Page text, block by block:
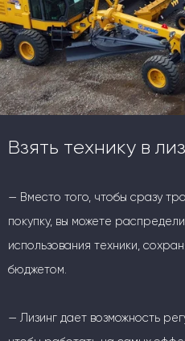
Взять технику в
— Вместо того, чтобы сразу
покупку, вы можете
использования техники,
бюджетом.
— Лизинг дает возможность